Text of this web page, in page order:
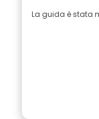
La guida è stata